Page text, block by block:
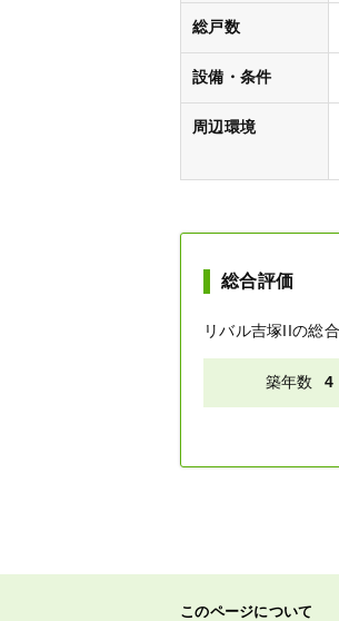
総戸数
設備・条件
周辺環境
総合評価
リバル吉塚IIの総
築年数 4
このページについて